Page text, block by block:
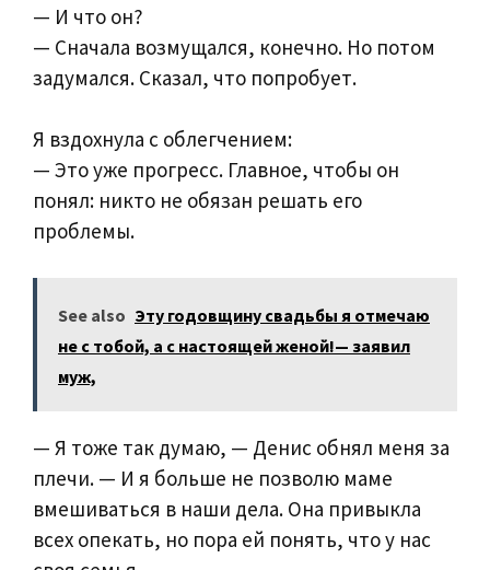
— И что он?
— Сначала возмущался, конечно. Но потом
задумался. Сказал, что попробует.
Я вздохнула с облегчением:
— Это уже прогресс. Главное, чтобы он
понял: никто не обязан решать его
проблемы.
See also Эту годовщину свадьбы я отмечаю
не с тобой, а с настоящей женой!— заявил
муж,
— Я тоже так думаю, — Денис обнял меня за
плечи. — И я больше не позволю маме
вмешиваться в наши дела. Она привыкла
всех опекать, но пора ей понять, что у нас